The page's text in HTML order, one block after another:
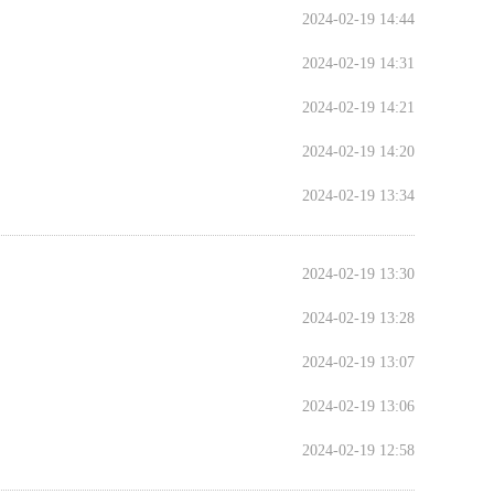
2024-02-19 14:44
2024-02-19 14:31
2024-02-19 14:21
2024-02-19 14:20
2024-02-19 13:34
2024-02-19 13:30
2024-02-19 13:28
2024-02-19 13:07
2024-02-19 13:06
2024-02-19 12:58